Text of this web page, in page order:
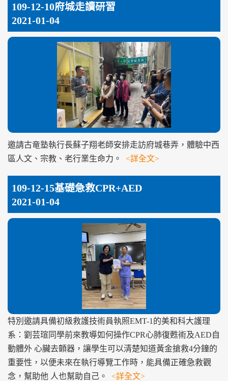
109-12-10府城走讀研習
2021-01-04
邀請古竜塾執行長蘇子翔老師安排走訪府城巷弄，體驗中西
區人文、宗教、老行業生命力。 <詳全文>
109-12-15基礎急救CPR+AED
2021-01-04
特別邀請具備初級救護技術員執照EMT-1的美和科大護理
系：劉芸瑄同學前來教導如何操作CPR心肺復甦術及AED自
動體外 心臟去顫器，讓學生可以清楚知道黃金搶救4分鐘的
重要性，以便未來在執行導覽工作時，能具備正確急救觀
念，幫助他 人也幫助自己。 <詳全文>